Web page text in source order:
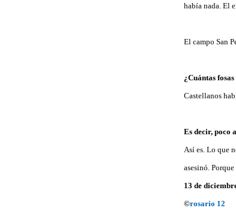
había nada. El
El campo San
¿Cuántas
Castellanos
Es decir, poco
Así es. Lo que
asesinó.
13 de
©rosario 12